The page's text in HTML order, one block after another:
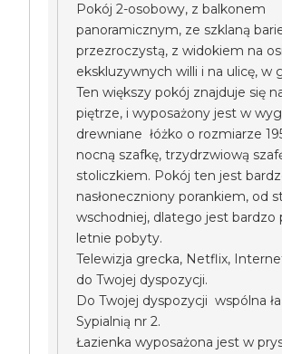
Pokój 2-osobowy, z balkonem
panoramicznym, ze szklaną
przezroczystą, z widokiem na
ekskluzywnych willi i na ulicę, w
Ten większy pokój znajduje się
piętrze, i wyposażony jest w
drewniane łóżko o rozmiarze
nocną szafkę, trzydrzwiową
stoliczkiem. Pokój ten jest
nasłoneczniony porankiem, od
wschodniej, dlatego jest bardzo
letnie pobyty.
Telewizja grecka, Netflix,
do Twojej dyspozycji.
Do Twojej dyspozycji wspólna
Sypialnią nr 2.
Łazienka wyposażona jest w